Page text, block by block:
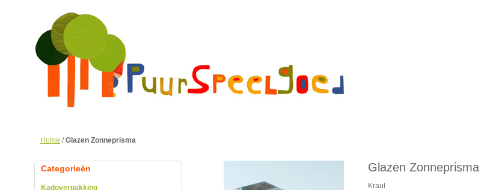
Home /Glazen Zonneprisma
Glazen Zonneprisma
Kraul
Categorieën
Kadoverpakking